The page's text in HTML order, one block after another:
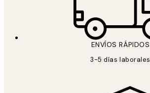
ENVÍOS RÁPIDOS
3-5 días laborales